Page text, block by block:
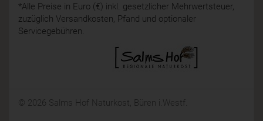
*Alle Preise in Euro (€) inkl. gesetzlicher Mehrwertsteuer,
zuzüglich Versandkosten, Pfand und optionaler
Servicegebühren.
© 2026 Salms Hof Naturkost, Büren i.Westf.